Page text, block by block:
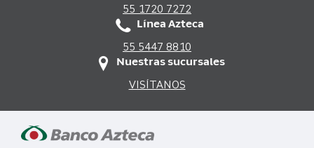
55 1720 7272
Línea Azteca
55 5447 8810
Nuestras sucursales
VISÍTANOS